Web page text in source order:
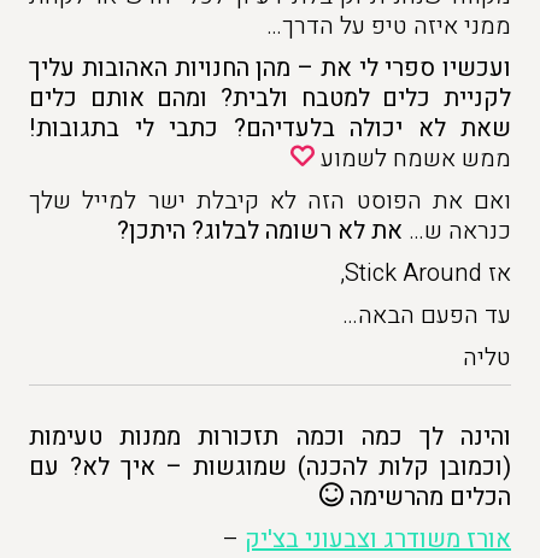
ממני איזה טיפ על הדרך…
ועכשיו ספרי לי את – מהן החנויות האהובות עליך
לקניית כלים למטבח ולבית? ומהם אותם כלים
שאת לא יכולה בלעדיהם? כתבי לי בתגובות!
ממש אשמח לשמוע
ואם את הפוסט הזה לא קיבלת ישר למייל שלך
כנראה ש… את לא רשומה לבלוג? היתכן?
אז Stick Around,
עד הפעם הבאה…
טליה
והינה לך כמה וכמה תזכורות ממנות טעימות
(וכמובן קלות להכנה) שמוגשות – איך לא? עם
הכלים מהרשימה
אורז משודרג וצבעוני בצ'יק –